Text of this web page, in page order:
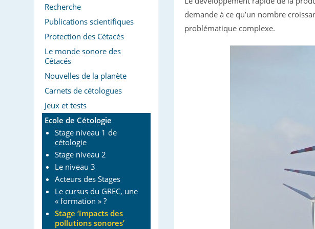
demande à ce qu’un nombre
problématique complexe.
Recherche
Publications scientifiques
Protection des Cétacés
Le monde sonore des
Cétacés
Nouvelles de la planète
Carnets de cétologues
Jeux et tests
Ecole de Cétologie
Stage niveau 1 de
cétologie
Stage niveau 2
Le niveau 3
Acteurs des Stages
Le cursus du GREC, une
« formation » ?
Stage ‘Impacts des
pollutions sonores’